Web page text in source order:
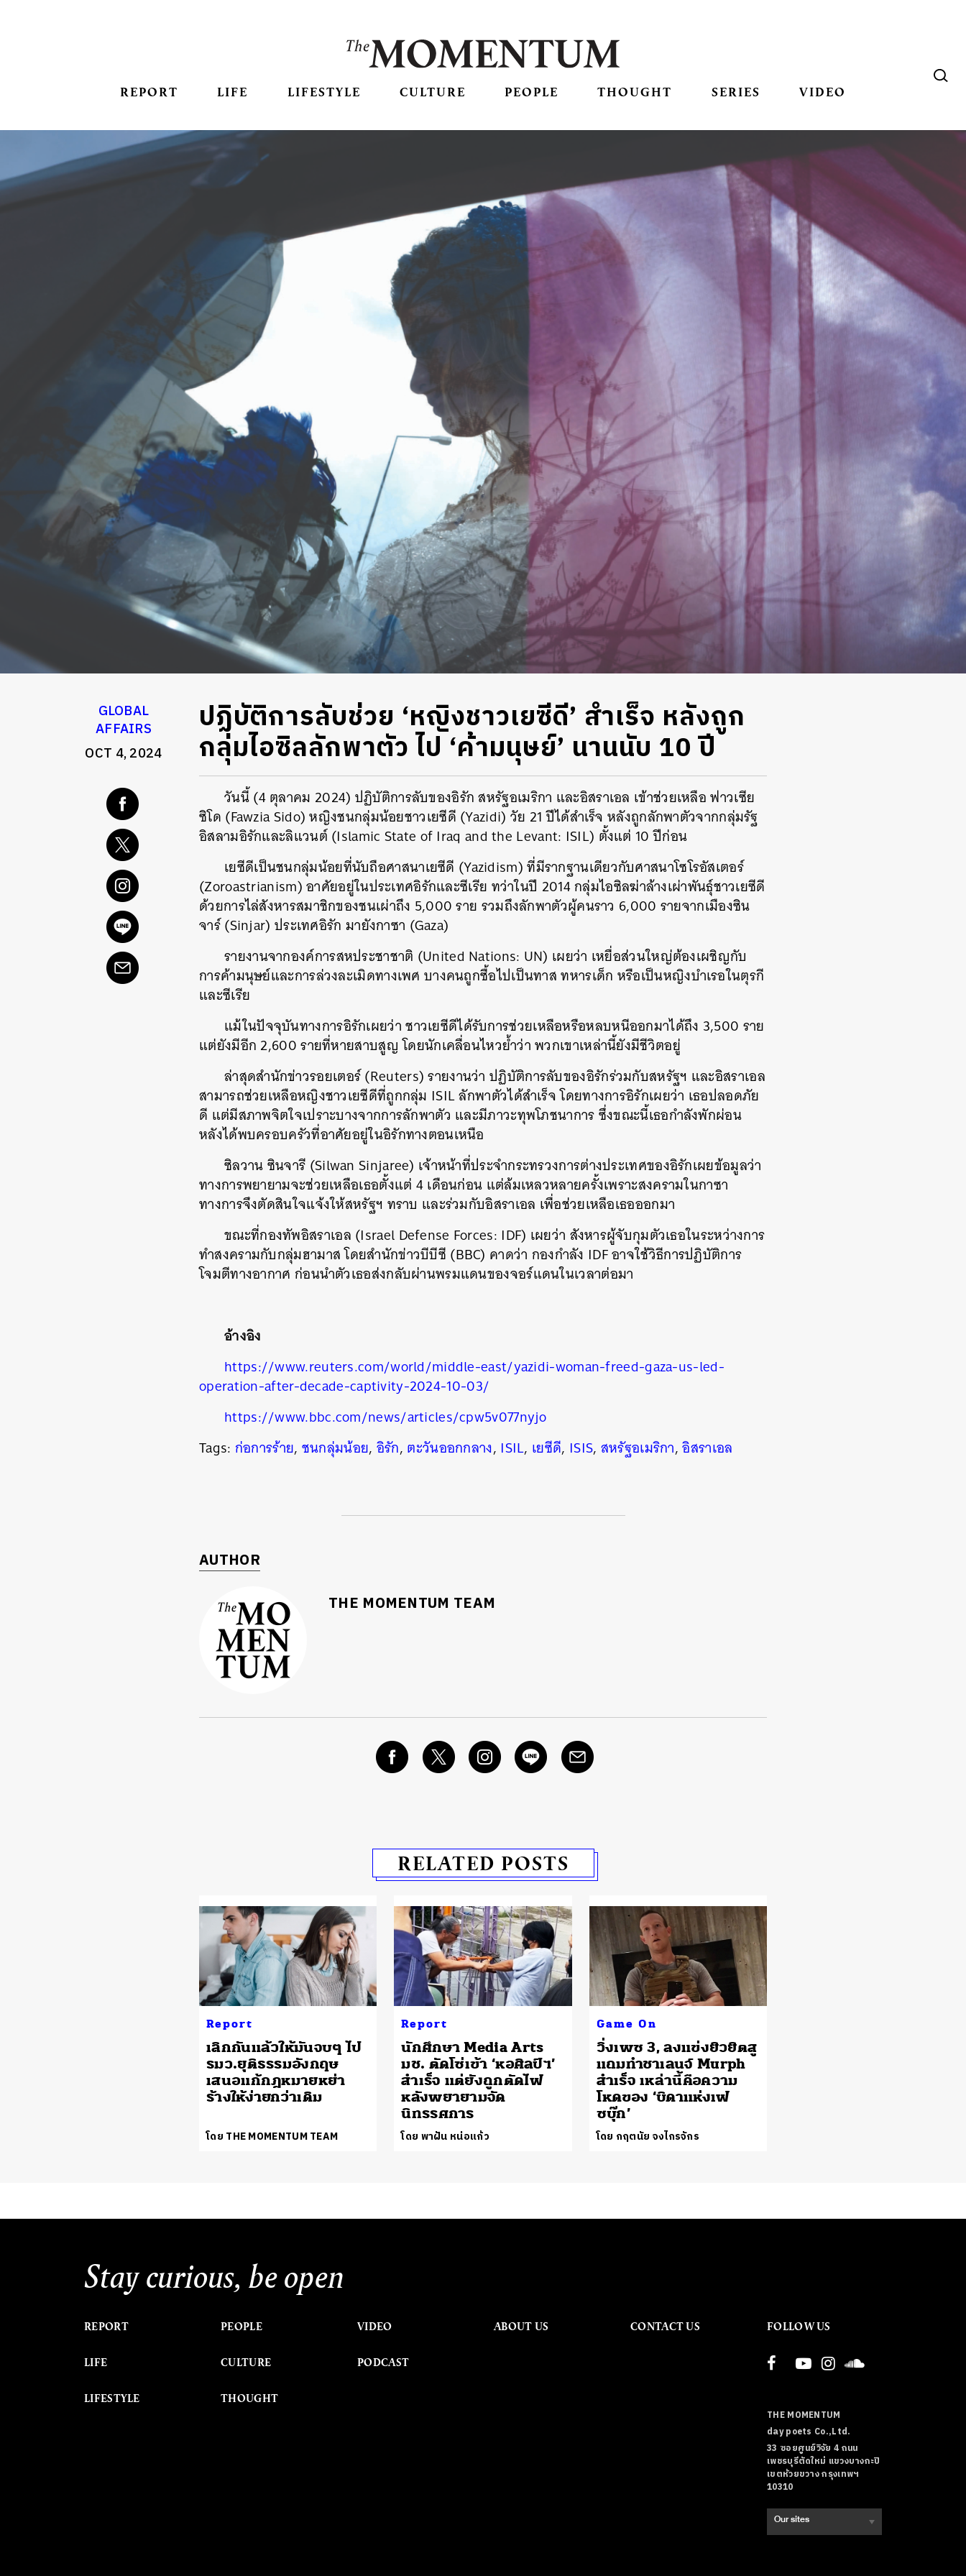
REPORT LIFE LIFESTYLE CULTURE PEOPLE THOUGHT SERIES VIDEO
GLOBAL
AFFAIRS
OCT 4, 2024
ปฏิบัติการลับช่วย ‘หญิงชาวเยซีดี’ สำเร็จ หลังถูก
กลุ่มไอซิลลักพาตัว ไป ‘ค้ามนุษย์’ นานนับ 10 ปี
วันนี้ (4 ตุลาคม 2024) ปฏิบัติการลับของอิรัก สหรัฐอเมริกา และอิสราเอล เข้าช่วยเหลือฟาวเซีย
ซิโด (Fawzia Sido)หญิงชนกลุ่มน้อยชาวเยซีดี (Yazidi) วัย 21 ปีได้สำเร็จ หลังถูกลักพาตัวจากกลุ่มรัฐ
อิสลามอิรักและลิแวนต์ (Islamic State of Iraq and the Levant: ISIL) ตั้งแต่ 10 ปีก่อน
เยซีดีเป็นชนกลุ่มน้อยที่นับถือศาสนาเยซีดี (Yazidism) ที่มีรากฐานเดียวกับศาสนาโซโรอัสเตอร์
(Zoroastrianism) อาศัยอยู่ในประเทศอิรักและซีเรีย ทว่าในปี 2014 กลุ่มไอซิลฆ่าล้างเผ่าพันธุ์ชาวเยซีดี
ด้วยการไล่สังหารสมาชิกของชนเผ่าถึง 5,000 ราย รวมถึงลักพาตัวผู้คนราว 6,000 รายจากเมืองซิน
จาร์ (Sinjar) ประเทศอิรัก มายังกาซา (Gaza)
รายงานจากองค์การสหประชาชาติ (United Nations: UN) เผยว่า เหยื่อส่วนใหญ่ต้องเผชิญกับ
การค้ามนุษย์และการล่วงละเมิดทางเพศ บางคนถูกซื้อไปเป็นทาส ทหารเด็ก หรือเป็นหญิงบำเรอในตุรกี
และซีเรีย
แม้ในปัจจุบันทางการอิรักเผยว่า ชาวเยซีดีได้รับการช่วยเหลือหรือหลบหนีออกมาได้ถึง 3,500 ราย
แต่ยังมีอีก 2,600 รายที่หายสาบสูญ โดยนักเคลื่อนไหวย้ำว่า พวกเขาเหล่านี้ยังมีชีวิตอยู่
ล่าสุดสำนักข่าวรอยเตอร์ (Reuters) รายงานว่า ปฏิบัติการลับของอิรักร่วมกับสหรัฐฯ และอิสราเอล
สามารถช่วยเหลือหญิงชาวเยซีดีที่ถูกกลุ่ม ISIL ลักพาตัวได้สำเร็จ โดยทางการอิรักเผยว่า เธอปลอดภัย
ดี แต่มีสภาพจิตใจเปราะบางจากการลักพาตัว และมีภาวะทุพโภชนาการ ซึ่งขณะนี้เธอกำลังพักผ่อน
หลังได้พบครอบครัวที่อาศัยอยู่ในอิรักทางตอนเหนือ
ซิลวาน ซินจารี (Silwan Sinjaree) เจ้าหน้าที่ประจำกระทรวงการต่างประเทศของอิรักเผยข้อมูลว่า
ทางการพยายามจะช่วยเหลือเธอตั้งแต่ 4 เดือนก่อน แต่ล้มเหลวหลายครั้งเพราะสงครามในกาซา
ทางการจึงตัดสินใจแจ้งให้สหรัฐฯ ทราบ และร่วมกับอิสราเอล เพื่อช่วยเหลือเธอออกมา
ขณะที่กองทัพอิสราเอล (Israel Defense Forces: IDF) เผยว่า สังหารผู้จับกุมตัวเธอในระหว่างการ
ทำสงครามกับกลุ่มฮามาส โดยสำนักข่าวบีบีซี (BBC) คาดว่า กองกำลัง IDF อาจใช้วิธีการปฏิบัติการ
โจมตีทางอากาศ ก่อนนำตัวเธอส่งกลับผ่านพรมแดนของจอร์แดนในเวลาต่อมา
อ้างอิง
https://www.reuters.com/world/middle-east/yazidi-woman-freed-gaza-us-led-
operation-after-decade-captivity-2024-10-03/
https://www.bbc.com/news/articles/cpw5v077nyjo
Tags: ก่อการร้าย, ชนกลุ่มน้อย, อิรัก, ตะวันออกกลาง, ISIL, เยซีดี, ISIS, สหรัฐอเมริกา,อิสราเอล
AUTHOR
THE MOMENTUM TEAM
RELATED POSTS
Report
เลิกกันแล้วให้มันจบๆ ไป
รมว.ยุติธรรมอังกฤษ
เสนอแก้กฎหมายหย่า
ร้างให้ง่ายกว่าเดิม
โดย THE MOMENTUM TEAM
Report
นักศึกษา Media Arts
มช. ตัดโซ่เข้า ‘หอศิลป์ฯ’
สำเร็จ แต่ยังถูกตัดไฟ
หลังพยายามจัด
นิทรรศการ
โดย พาฝัน หน่อแก้ว
Game On
วิ่งเพซ 3, ลงแข่งยิวยิตสู
แถมทำชาเลนจ์ Murph
สำเร็จ เหล่านี้คือความ
โหดของ ‘บิดาแห่งเฟ
ซบุ๊ก’
โดย กฤตนัย จงไกรจักร
Stay curious, be open
REPORT
LIFE
LIFESTYLE
PEOPLE
CULTURE
THOUGHT
VIDEO
PODCAST
ABOUT US CONTACT US FOLLOW US
THE MOMENTUM
day poets Co.,Ltd.
33 ซอยศูนย์วิจัย 4 ถนน
เพชรบุรีตัดใหม่ แขวงบางกะปิ
เขตห้วยขวาง กรุงเทพฯ
10310